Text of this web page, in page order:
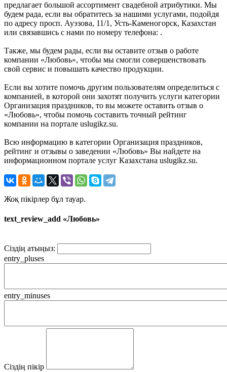
предлагает большой ассортимент свадебной атрибутики. Мы
будем рада, если вы обратитесь за нашими услугами, подойдя
по адресу просп. Ауэзова, 11/1, Усть-Каменогорск, Казахстан
или связавшись с нами по номеру телефона: .
Также, мы будем рады, если вы оставите отзыв о работе
компании «Любовь», чтобы мы смогли совершенствовать
свой сервис и повышать качество продукции.
Если вы хотите помочь другим пользователям определиться с
компанией, в которой они захотят получить услуги категории
Организация праздников, то вы можете оставить отзыв о
«Любовь», чтобы помочь составить точный рейтинг
компании на портале uslugikz.su.
Всю информацию в категории Организация праздников,
рейтинг и отзывы о заведении «Любовь» Вы найдете на
информационном портале услуг Казахстана uslugikz.su.
Жоқ пікірлер бұл тауар.
text_review_add «Любовь»
Сіздің атыңыз:
entry_pluses
entry_minuses
Сіздің пікір